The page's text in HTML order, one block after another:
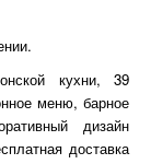
кухни, 39
меню, барное
дизайн
доставка